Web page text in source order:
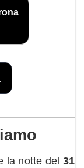
la notte del 31